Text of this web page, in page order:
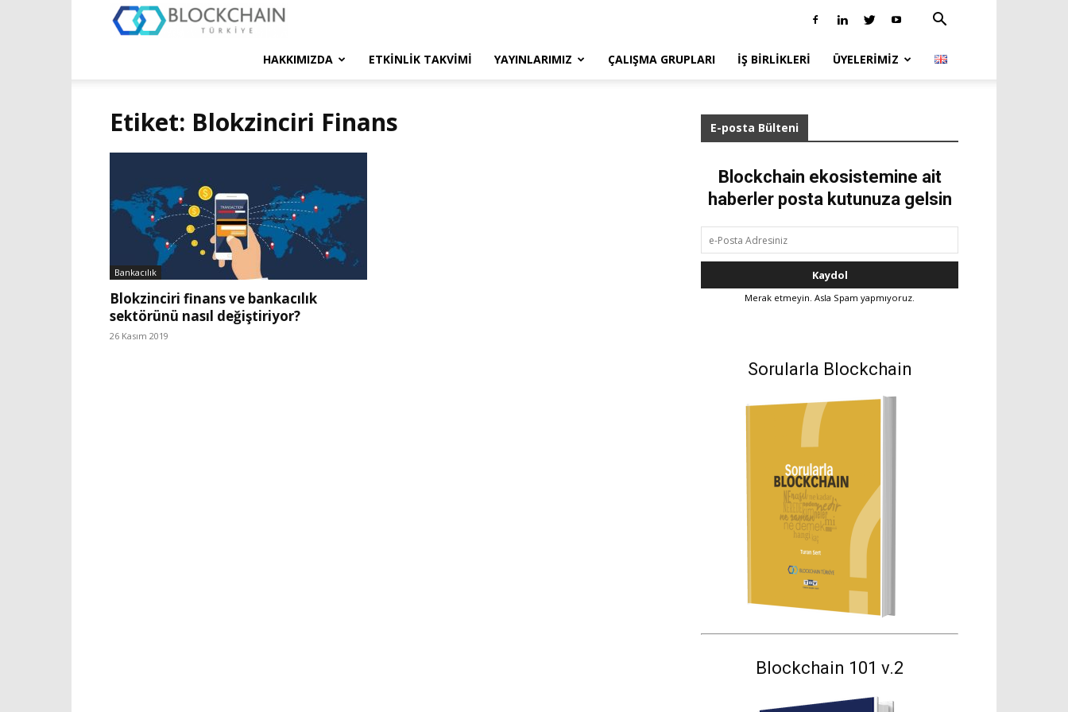
Türkiye
HAKKIMIZDA ETKINLIK TAKVIMI YAYINLARIMIZ ÇALIŞMA GRUPLARI İŞ BIRLIKLERI ÜYELERIMIZ
Etiket: Blokzinciri Finans
Bankacılık
Blokzinciri finans ve bankacılık
sektörünü nasıl değiştiriyor?
26 Kasım 2019
E-posta Bülteni
Blockchain ekosistemine ait
haberler posta kutunuza gelsin
Merak etmeyin. Asla Spam yapmıyoruz.
Sorularla Blockchain
Blockchain 101 v.2